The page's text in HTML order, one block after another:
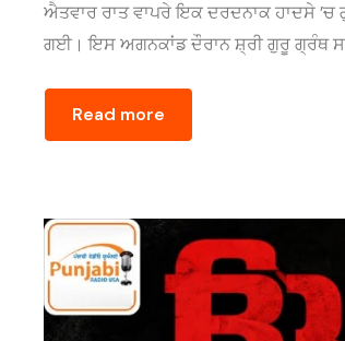
ਐਤਵਾਰ ਰਾਤ ਵਾਪਰੇ ਇਕ ਦਰਦਨਾਕ ਹਾਦਸੇ
ਗਈ। ਇਸ ਅਗਨਕਾਂਡ ਦੌਰਾਨ ਸ਼੍ਰੀ ਗੁਰੂ ਗ੍ਰੰਥ
Read more